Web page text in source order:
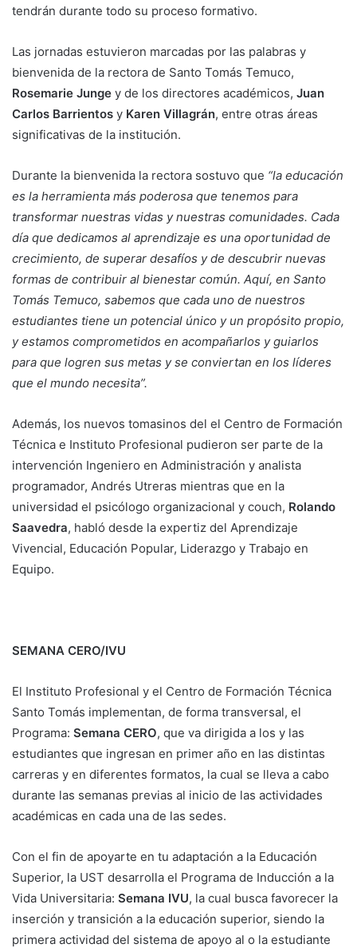
tendrán durante todo su proceso formativo.
Las jornadas estuvieron marcadas por las palabras y
bienvenida de la rectora de Santo Tomás Temuco,
Rosemarie Junge y de los directores académicos, Juan
Carlos Barrientos y Karen Villagrán, entre otras áreas
significativas de la institución.
Durante la bienvenida la rectora sostuvo que “la educación
es la herramienta más poderosa que tenemos para
transformar nuestras vidas y nuestras comunidades. Cada
día que dedicamos al aprendizaje es una oportunidad de
crecimiento, de superar desafíos y de descubrir nuevas
formas de contribuir al bienestar común. Aquí, en Santo
Tomás Temuco, sabemos que cada uno de nuestros
estudiantes tiene un potencial único y un propósito propio,
y estamos comprometidos en acompañarlos y guiarlos
para que logren sus metas y se conviertan en los líderes
que el mundo necesita”.
Además, los nuevos tomasinos del el Centro de Formación
Técnica e Instituto Profesional pudieron ser parte de la
intervención Ingeniero en Administración y analista
programador, Andrés Utreras mientras que en la
universidad el psicólogo organizacional y couch, Rolando
Saavedra, habló desde la expertiz del Aprendizaje
Vivencial, Educación Popular, Liderazgo y Trabajo en
Equipo.
SEMANA CERO/IVU
El Instituto Profesional y el Centro de Formación Técnica
Santo Tomás implementan, de forma transversal, el
Programa: Semana CERO, que va dirigida a los y las
estudiantes que ingresan en primer año en las distintas
carreras y en diferentes formatos, la cual se lleva a cabo
durante las semanas previas al inicio de las actividades
académicas en cada una de las sedes.
Con el fin de apoyarte en tu adaptación a la Educación
Superior, la UST desarrolla el Programa de Inducción a la
Vida Universitaria: Semana IVU, la cual busca favorecer la
inserción y transición a la educación superior, siendo la
primera actividad del sistema de apoyo al o la estudiante